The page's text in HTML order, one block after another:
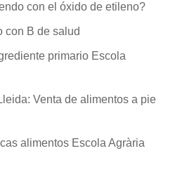
con el óxido de etileno?
con B de salud
primario Escola
Venta de alimentos a pie
alimentos Escola Agrària